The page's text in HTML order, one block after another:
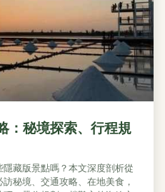
：秘境探索、行程規
藏版景點嗎？本文深度剖析從
秘境、交通攻略、在地美食，